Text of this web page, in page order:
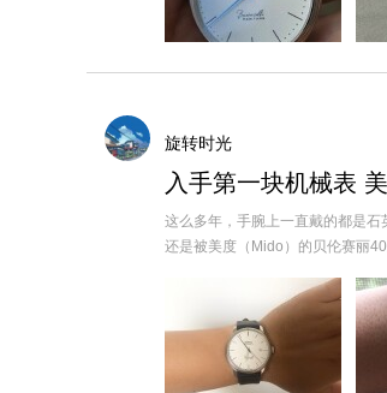
旋转时光
入手第一块机械表
这么多年，手腕上一直戴的都是
还是被美度（Mido）的贝伦赛丽